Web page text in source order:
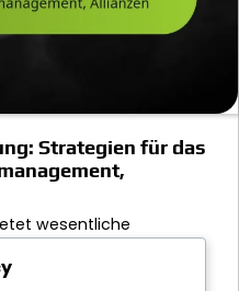
Strategien für das
wesentliche